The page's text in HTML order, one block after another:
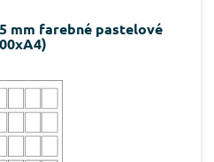
mm farebné pastelové